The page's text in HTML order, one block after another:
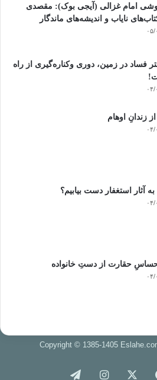
امام غزالی (آیجی بوک): مقصدی
نایاب و اندیشه‌های ماندگار
۱۹
فساد در زمین‌، دوری وکناره‌گیری از راه
۰۳
زندانِ اوهام
۰۳
آثار استغفار دست بیابیم؟
۰۳
حقارت از دستِ خانواده
۰۳
Copyright © 1385-1405
فیس اینستاگرام